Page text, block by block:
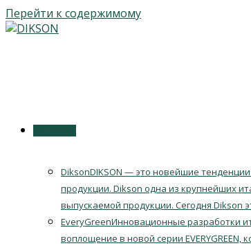
Перейти к содержимому
DiksonDIKSON — это новейшие
продукции. Dikson одна из крупнейших
выпускаемой продукции. Сегодня Dikson
EveryGreenИнновационные разработки
воплощение в новой серии